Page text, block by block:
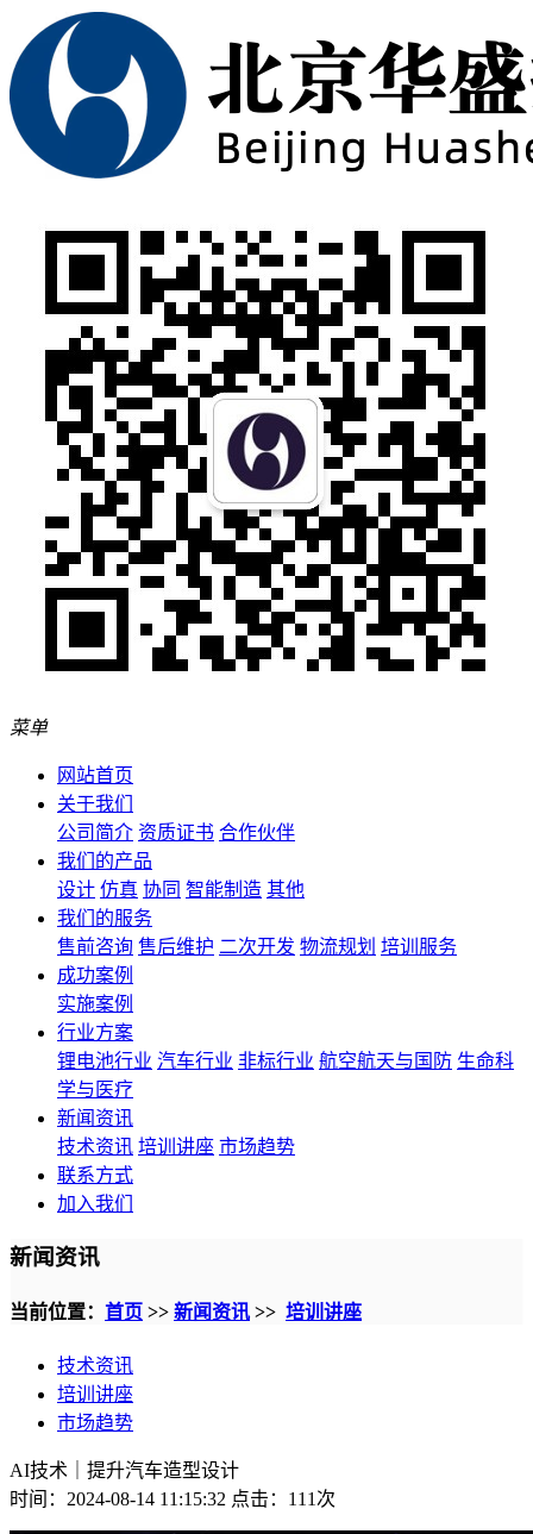
菜单
网站首页
关于我们
公司简介 资质证书 合作伙伴
我们的产品
设计 仿真 协同 智能制造 其他
我们的服务
售前咨询 售后维护 二次开发 物流规划 培训服务
成功案例
实施案例
行业方案
锂电池行业 汽车行业 非标行业 航空航天与国防 生命科
学与医疗
新闻资讯
技术资讯 培训讲座 市场趋势
联系方式
加入我们
新闻资讯
当前位置： 首页 >> 新闻资讯 >> 培训讲座
技术资讯
培训讲座
市场趋势
AI技术｜提升汽车造型设计
时间：2024-08-14 11:15:32 点击： 111次